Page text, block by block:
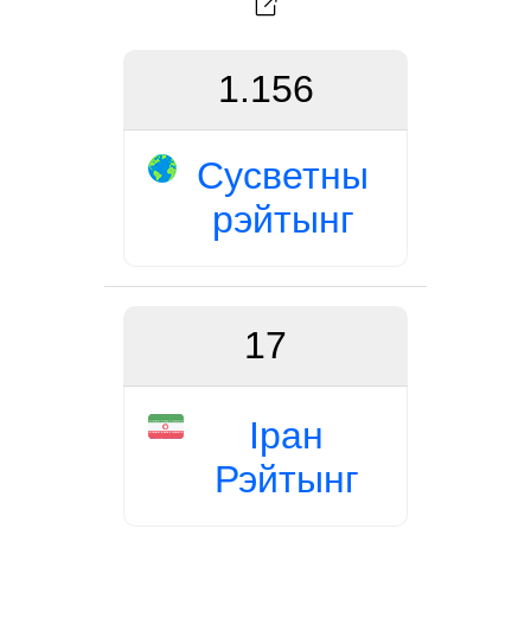
1.156
Сусветны
рэйтынг
17
Іран
Рэйтынг